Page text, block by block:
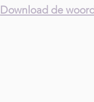
Download de